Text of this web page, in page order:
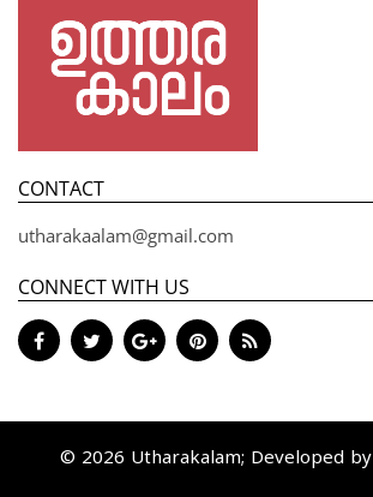
CONTACT
utharakaalam@gmail.com
CONNECT WITH US
© 2026 Utharakalam; Developed by